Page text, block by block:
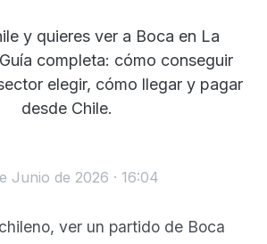
y quieres ver a Boca en La
completa: cómo conseguir
elegir, cómo llegar y pagar
desde Chile.
Junio de 2026 · 16:04
ver un partido de Boca